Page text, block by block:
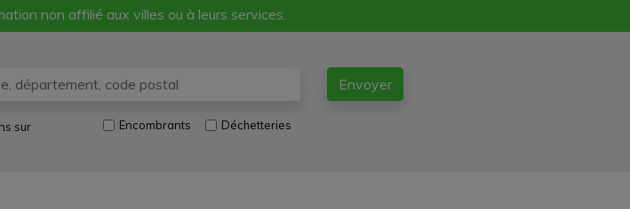
non affilié aux villes ou à leurs services.
Envoyer
sur Encombrants Déchetteries